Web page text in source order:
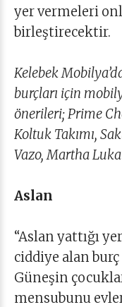
yer vermeleri
birleştirecektir.
Kelebek
burçları için
önerileri; Prime
Koltuk Takımı,
Vazo, Martha
Aslan
“Aslan yattığı
ciddiye alan
Güneşin
mensubunu